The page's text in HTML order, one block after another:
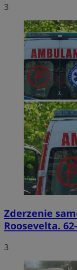
3
Zderzenie
Roosevelta.
3